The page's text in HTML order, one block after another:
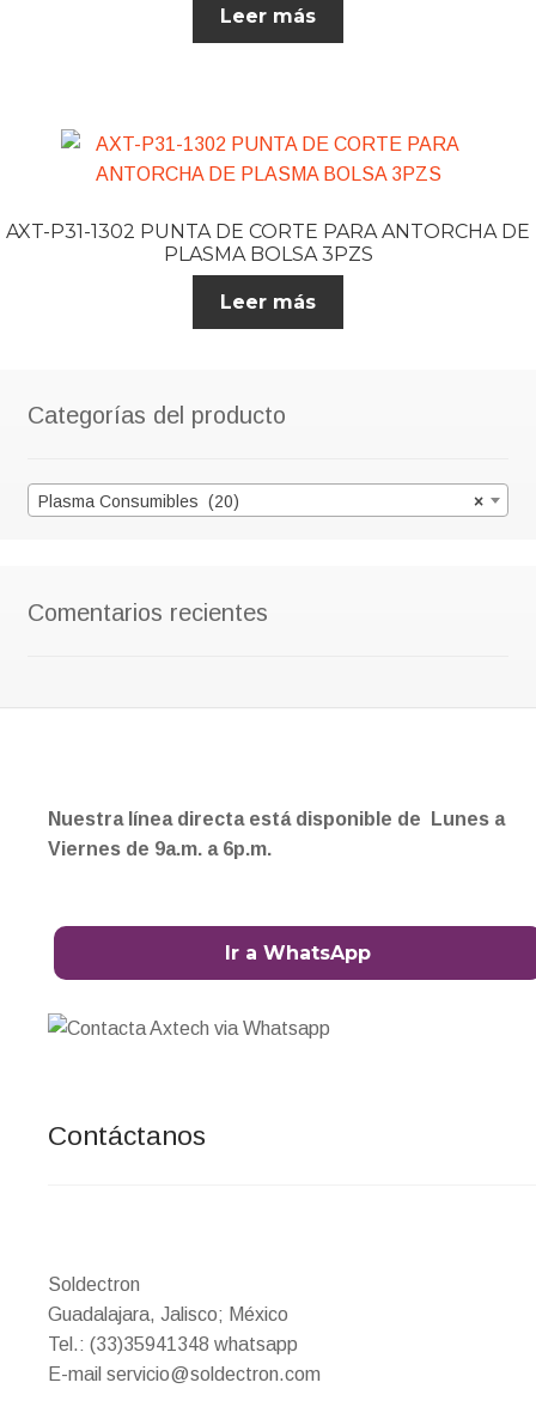
Leer más
AXT-P31-1302 PUNTA DE CORTE PARA ANTORCHA DE
PLASMA BOLSA 3PZS
Leer más
Categorías del producto
×
Plasma Consumibles (20)
Comentarios recientes
Nuestra línea directa está disponible de Lunes a
Viernes de 9a.m. a 6p.m.
Ir a WhatsApp
Contáctanos
Soldectron
Guadalajara, Jalisco; México
Tel.: (33)35941348 whatsapp
E-mail servicio@soldectron.com